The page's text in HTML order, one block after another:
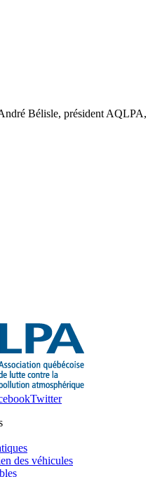
Bélisle, président AQLPA,
Twitter
des véhicules